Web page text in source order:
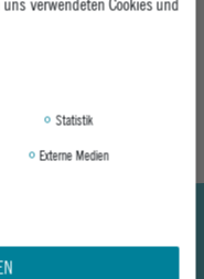
»
Statistik
Externe Medien